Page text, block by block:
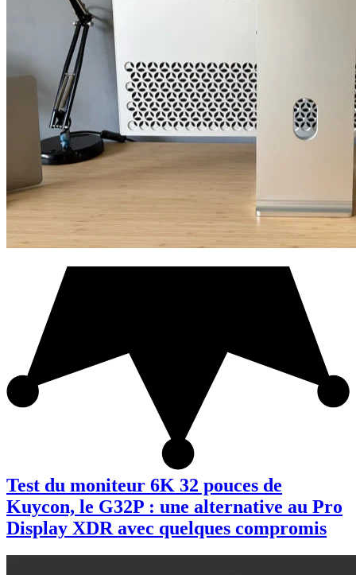
Test du moniteur 6K 32 pouces de
Kuycon, le G32P : une alternative au Pro
Display XDR avec quelques compromis